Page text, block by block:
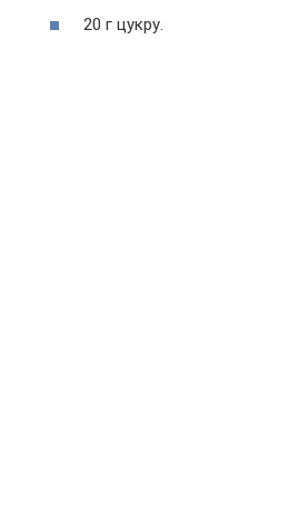
20 г цукру.